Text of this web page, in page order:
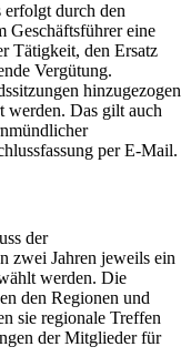
erfolgt durch den
Geschäftsführer eine
Tätigkeit, den Ersatz
Vergütung.
hinzugezogen
werden. Das gilt auch
per E-Mail.
der
zwei Jahren jeweils ein
werden. Die
den Regionen und
sie regionale Treffen
der Mitglieder für